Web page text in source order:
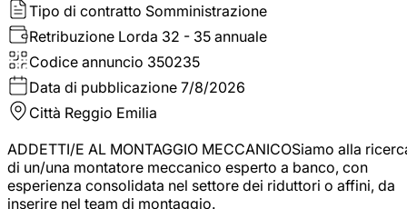
Tipo di contratto Somministrazione
Retribuzione Lorda 32 - 35 annuale
Codice annuncio 350235
Data di pubblicazione 7/8/2026
Città Reggio Emilia
ADDETTI/E AL MONTAGGIO MECCANICOSiamo alla
di un/una montatore meccanico esperto a banco, con
esperienza consolidata nel settore dei riduttori o affini, da
inserire nel team di montaggio.